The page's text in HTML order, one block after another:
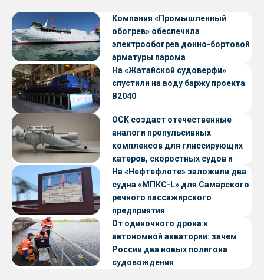
Компания «Промышленный
обогрев» обеспечила
электрообогрев донно-бортовой
арматуры парома
«Петропавловск» проекта CNF22
На «Жатайской судоверфи»
спустили на воду баржу проекта
В2040
ОСК создаст отечественные
аналоги пропульсивных
комплексов для глиссирующих
катеров, скоростных судов и
судов с малой осадкой
На «Нефтефлоте» заложили два
судна «МПКС-L» для Самарского
речного пассажирского
предприятия
От одиночного дрона к
автономной акватории: зачем
России два новых полигона
судовождения